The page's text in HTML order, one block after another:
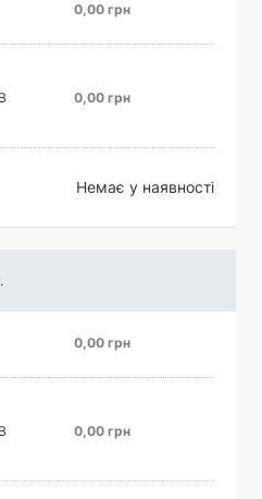
0,00 грн
0,00 грн
Немає у наявності
0,00 грн
0,00 грн